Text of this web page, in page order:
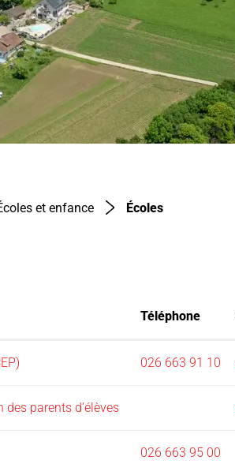
et enfance Écoles(sélectionné)
Téléphone
026 663 91 10
des parents d'élèves
026 663 95 00